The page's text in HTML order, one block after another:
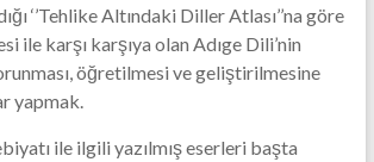
‘’Tehlike Altındaki Diller Atlası’’na göre
ile karşı karşıya olan Adıge Dili’nin
öğretilmesi ve geliştirilmesine
yapmak.
ile ilgili yazılmış eserleri başta